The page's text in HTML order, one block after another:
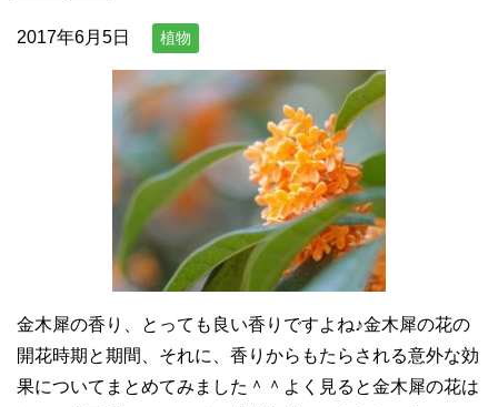
2017年6月5日 植物
金木犀の香り、とっても良い香りですよね♪金木犀の花の
開花時期と期間、それに、香りからもたらされる意外な効
果についてまとめてみました＾＾よく見ると金木犀の花は